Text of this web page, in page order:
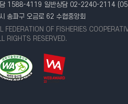
담 1588-4119 일반상담 02-2240-2114
송파구 오금로 62 수협중앙회
FEDERATION OF FISHERIES
RIGHTS RESERVED.